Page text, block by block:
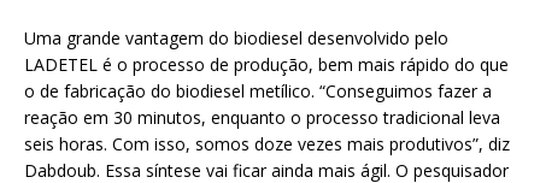
Uma grande vantagem do biodiesel desenvolvido pelo
LADETEL é o processo de produção, bem mais rápido do que
o de fabricação do biodiesel metílico. “Conseguimos fazer a
reação em 30 minutos, enquanto o processo tradicional leva
seis horas. Com isso, somos doze vezes mais produtivos”, diz
Dabdoub. Essa síntese vai ficar ainda mais ágil. O pesquisador